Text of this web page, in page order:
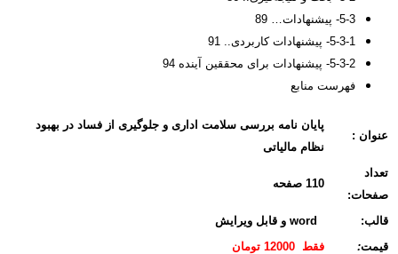
5-3- پیشنهادات… 89
5-3-1- پيشنهادات کاربردی.. 91
5-3-2- پيشنهادات برای محققین آینده 94
فهرست منابع
عنوان :
پایان نامه بررسی سلامت اداری و جلوگیری از فساد در بهبود
نظام مالیاتی
تعداد
صفحات:
110 صفحه
قالب:
قیمت: فقط 12000 تومان